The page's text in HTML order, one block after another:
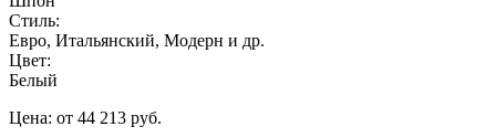
Стиль:
Евро, Итальянский, Модерн и др.
Цвет:
Белый
Цена: от 44 213 руб.